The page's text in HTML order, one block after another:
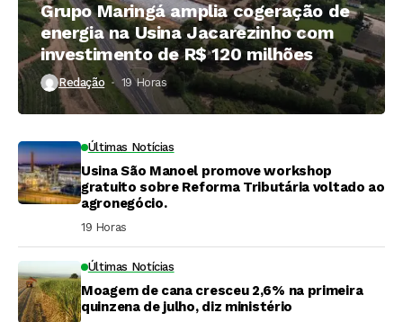
Grupo Maringá amplia cogeração de
energia na Usina Jacarezinho com
investimento de R$ 120 milhões
Redação 19 Horas ⁮
Últimas Notícias
Usina São Manoel promove workshop
gratuito sobre Reforma Tributária voltado ao
agronegócio.
19 Horas ⁮
Últimas Notícias
Moagem de cana cresceu 2,6% na primeira
quinzena de julho, diz ministério